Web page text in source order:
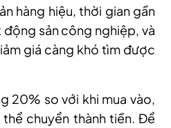
hàng hiệu, thời gian gần
sản công nghiệp, và
giá càng khó tìm được
20% so với khi mua vào,
chuyển thành tiền. Để